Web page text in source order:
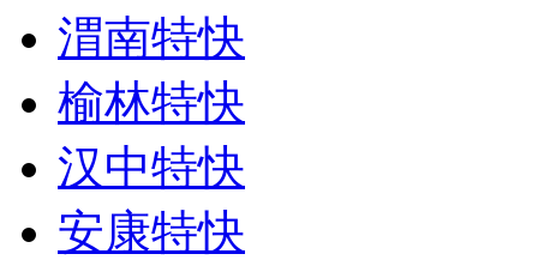
渭南特快
榆林特快
汉中特快
安康特快